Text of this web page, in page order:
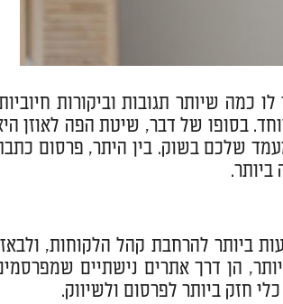
שיותר תגובות וביקורות
בסופו של דבר, שיטת הפה לאוזן
שלכם בשוק. בין היתר, פרסום
ביותר להרחבת קהל הלקוחות,
הן דרך אתרים נישתיים
חזק ביותר לפרסום ולשיווק.